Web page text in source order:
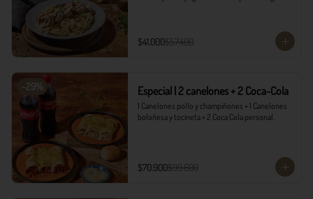
$41.000$57.400
-29% Especial | 2 canelones + 2 Coca-Cola
1 Canelones pollo y champiñones + 1 Canelones
boloñesa y tocineta + 2 Coca Cola personal.
$70.900$99.600